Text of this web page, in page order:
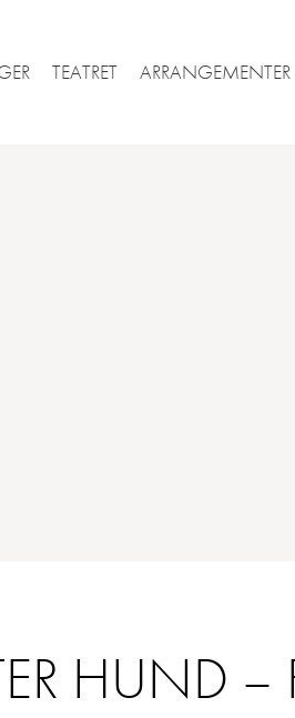
TEATRET ARRANGEMENTER
HUND –